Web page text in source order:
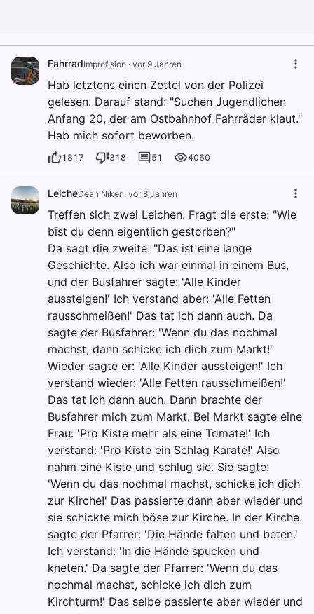
FahrradImprofision · vor 9 Jahren
Hab letztens einen Zettel von der Polizei
gelesen. Darauf stand: "Suchen Jugendlichen
Anfang 20, der am Ostbahnhof Fahrräder klaut."
Hab mich sofort beworben.
1817 318 51 4060
LeicheDean Niker · vor 8 Jahren
Treffen sich zwei Leichen. Fragt die erste: "Wie
bist du denn eigentlich gestorben?"
Da sagt die zweite: "Das ist eine lange
Geschichte. Also ich war einmal in einem Bus,
und der Busfahrer sagte: 'Alle Kinder
aussteigen!' Ich verstand aber: 'Alle Fetten
rausschmeißen!' Das tat ich dann auch. Da
sagte der Busfahrer: 'Wenn du das nochmal
machst, dann schicke ich dich zum Markt!'
Wieder sagte er: 'Alle Kinder aussteigen!' Ich
verstand wieder: 'Alle Fetten rausschmeißen!'
Das tat ich dann auch. Dann brachte der
Busfahrer mich zum Markt. Bei Markt sagte eine
Frau: 'Pro Kiste mehr als eine Tomate!' Ich
verstand: 'Pro Kiste ein Schlag Karate!' Also
nahm eine Kiste und schlug sie. Sie sagte:
'Wenn du das nochmal machst, schicke ich dich
zur Kirche!' Das passierte dann aber wieder und
sie schickte mich böse zur Kirche. In der Kirche
sagte der Pfarrer: 'Die Hände falten und beten.'
Ich verstand: 'In die Hände spucken und
kneten.' Da sagte der Pfarrer: 'Wenn du das
nochmal machst, schicke ich dich zum
Kirchturm!' Das selbe passierte aber wieder und